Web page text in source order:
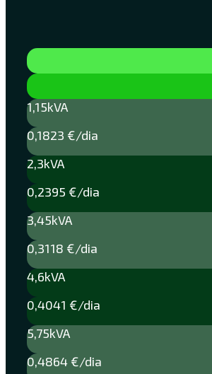
1,15kVA
0,1823 €/dia
2,3kVA
0,2395 €/dia
3,45kVA
0,3118 €/dia
4,6kVA
0,4041 €/dia
5,75kVA
0,4864 €/dia